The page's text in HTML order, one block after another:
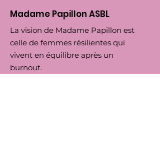
Madame Papillon ASBL
La vision de Madame Papillon est
celle de femmes résilientes qui
vivent en équilibre après un
burnout.